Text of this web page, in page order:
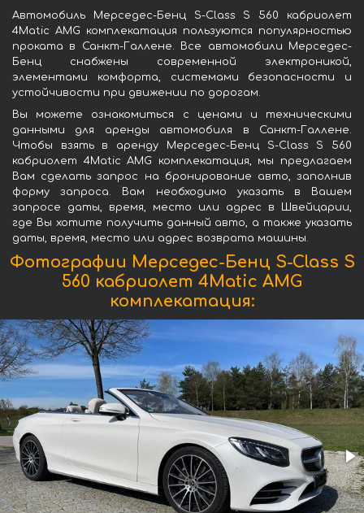
Автомобиль Мерседес-Бенц S-Class S 560 кабриолет
4Matic AMG комплекатация пользуются популярностью
проката в Санкт-Галлене. Все автомобили Мерседес-
Бенц снабжены современной электроникой,
элементами комфорта, системами безопасности и
устойчивости при движении по дорогам.
Вы можете ознакомиться с ценами и техническими
данными для аренды автомобиля в Санкт-Галлене.
Чтобы взять в аренду Мерседес-Бенц S-Class S 560
кабриолет 4Matic AMG комплекатация, мы предлагаем
Вам сделать запрос на бронирование авто, заполнив
форму запроса. Вам необходимо указать в Вашем
запросе даты, время, место или адрес в Швейцарии,
где Вы хотите получить данный авто, а также указать
даты, время, место или адрес возврата машины.
Фотографии Мерседес-Бенц S-Class S
560 кабриолет 4Matic AMG
комплекатация: